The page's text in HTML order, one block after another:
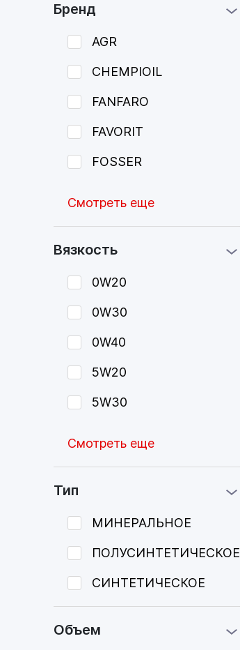
Бренд
AGR
CHEMPIOIL
FANFARO
FAVORIT
FOSSER
Смотреть еще
Вязкость
0W20
0W30
0W40
5W20
5W30
Смотреть еще
Тип
МИНЕРАЛЬНОЕ
ПОЛУСИНТЕТИЧЕСКОЕ
СИНТЕТИЧЕСКОЕ
Объем